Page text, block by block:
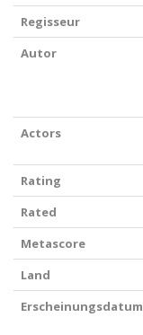
Regisseur
Autor
Actors
Rating
Rated
Metascore
Land
Erscheinungsdatum